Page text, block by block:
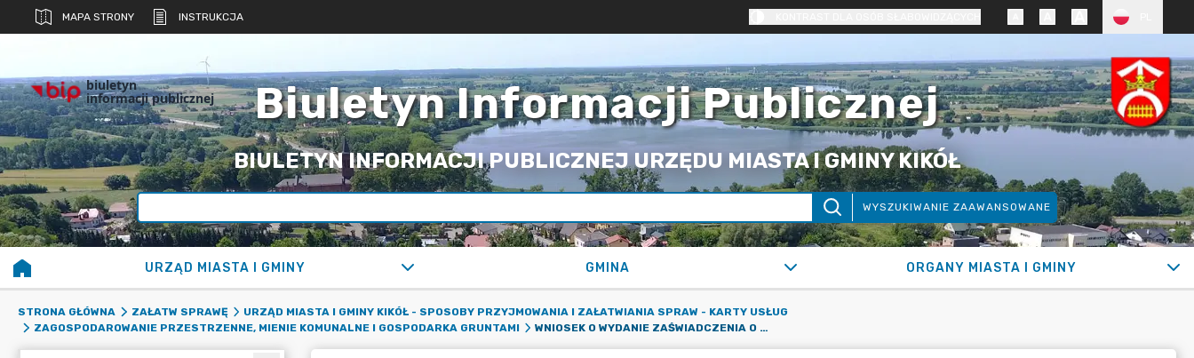
MAPA STRONY INSTRUKCJA
biuletyn
informacji publicznej Biuletyn Informacji Publicznej
BIULETYN INFORMACJI PUBLICZNEJ URZĘDU MIASTA I GMINY KIKÓŁ
WYSZUKIWANIE ZAAWANSOWANE
URZĄD MIASTA I GMINY GMINA ORGANY MIASTA I GMINY
STRONA GŁÓWNA ZAŁATW SPRAWĘ
URZĄD MIASTA I GMINY KIKÓŁ - SPOSOBY PRZYJMOWANIA I ZAŁATWIANIA SPRAW - KARTY USŁUG
ZAGOSPODAROWANIE PRZESTRZENNE, MIENIE KOMUNALNE I GOSPODARKA GRUNTAMI
WNIOSEK O WYDANIE ZAŚWIADCZENIA O PRZEZNACZENIU DZIAŁKI W PLANIE ZAGOSPODAROWANIA PRZESTRZENNEGO.